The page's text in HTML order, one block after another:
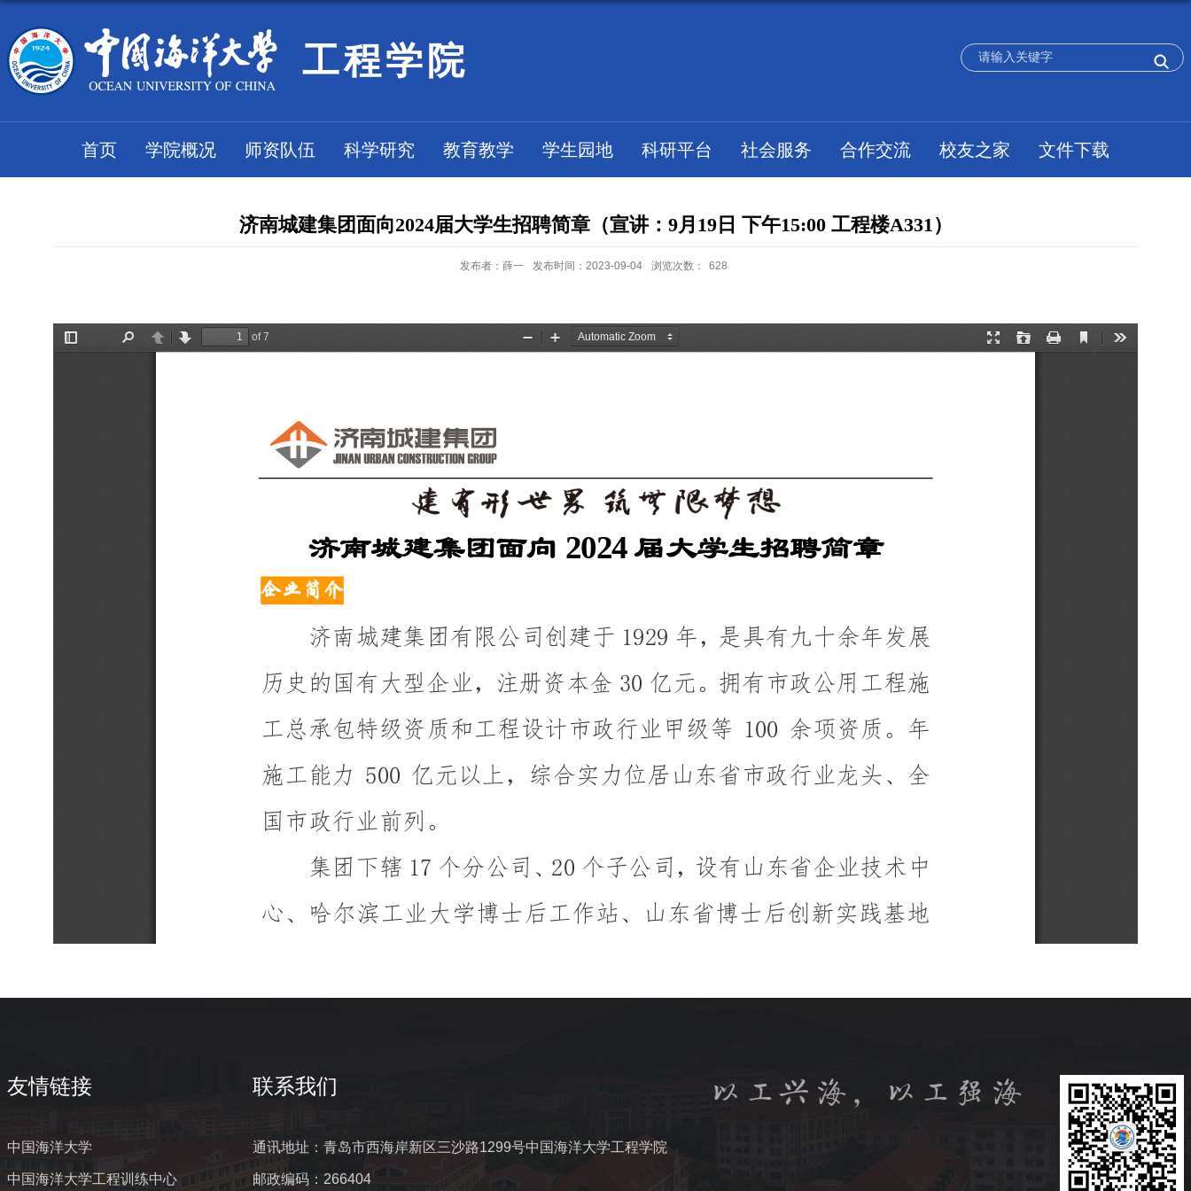
工程学院
首页 学院概况 师资队伍 科学研究 教育教学 学生园地 科研平台 社会服务 合作交流 校友之家 文件下载
济南城建集团面向2024届大学生招聘简章（宣讲：9月19日 下午15:00 工程楼A331）
发布者：薛一 发布时间：2023-09-04 浏览次数： 628
友情链接
中国海洋大学
中国海洋大学工程训练中心
联系我们
通讯地址：青岛市西海岸新区三沙路1299号中国海洋大学工程学院
邮政编码：266404